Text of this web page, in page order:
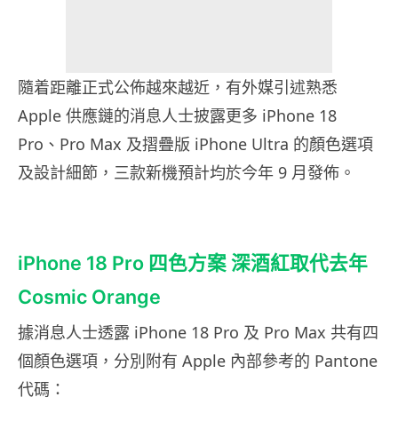
隨着距離正式公佈越來越近，有外媒引述熟悉
Apple 供應鏈的消息人士披露更多 iPhone 18
Pro、Pro Max 及摺疊版 iPhone Ultra 的顏色選項
及設計細節，三款新機預計均於今年 9 月發佈。
iPhone 18 Pro 四色方案 深酒紅取代去年
Cosmic Orange
據消息人士透露 iPhone 18 Pro 及 Pro Max 共有四
個顏色選項，分別附有 Apple 內部參考的 Pantone
代碼：